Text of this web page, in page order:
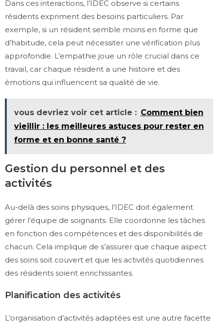
Dans ces interactions, l’IDEC observe si certains
résidents expriment des besoins particuliers. Par
exemple, si un résident semble moins en forme que
d’habitude, cela peut nécessiter une vérification plus
approfondie. L’empathie joue un rôle crucial dans ce
travail, car chaque résident a une histoire et des
émotions qui influencent sa qualité de vie.
vous devriez voir cet article : Comment bien
vieillir : les meilleures astuces pour rester en
forme et en bonne santé ?
Gestion du personnel et des
activités
Au-delà des soins physiques, l’IDEC doit également
gérer l’équipe de soignants. Elle coordonne les tâches
en fonction des compétences et des disponibilités de
chacun. Cela implique de s’assurer que chaque aspect
des soins soit couvert et que les activités quotidiennes
des résidents soient enrichissantes.
Planification des activités
L’organisation d’activités adaptées est une autre facette